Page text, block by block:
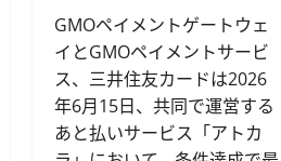
GMOペイメントゲートウェ
イとGMOペイメントサービ
ス、三井住友カードは2026
年6月15日、共同で運営する
あと払いサービス「アトカ